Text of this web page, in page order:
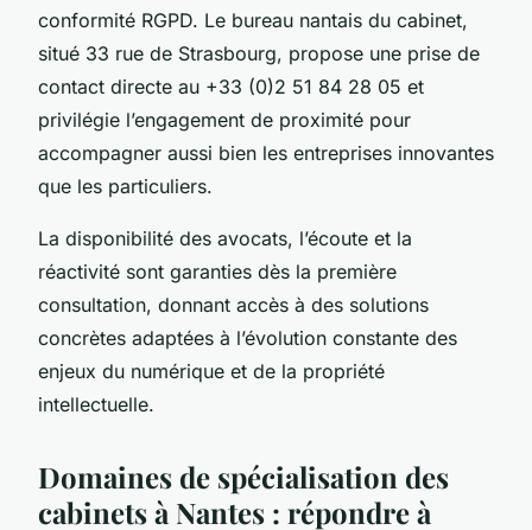
conformité RGPD. Le bureau nantais du cabinet,
situé 33 rue de Strasbourg, propose une prise de
contact directe au +33 (0)2 51 84 28 05 et
privilégie l’engagement de proximité pour
accompagner aussi bien les entreprises innovantes
que les particuliers.
La disponibilité des avocats, l’écoute et la
réactivité sont garanties dès la première
consultation, donnant accès à des solutions
concrètes adaptées à l’évolution constante des
enjeux du numérique et de la propriété
intellectuelle.
Domaines de spécialisation des
cabinets à Nantes : répondre à